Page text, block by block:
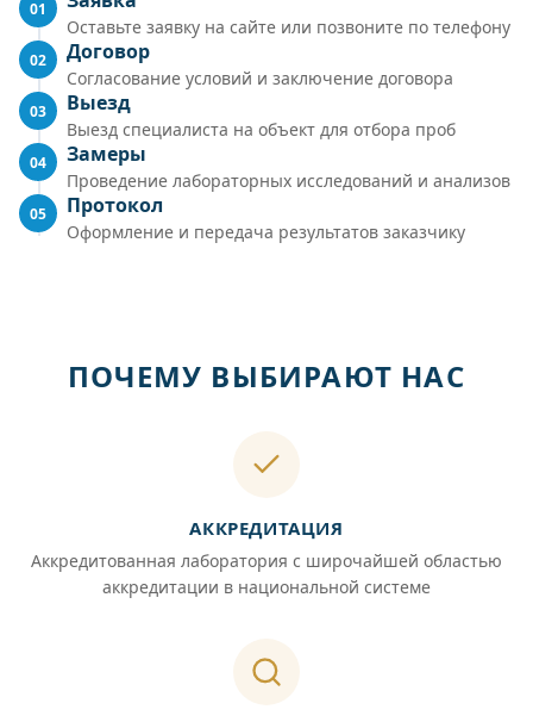
01
Оставьте заявку на сайте или позвоните по телефону
02 Договор
Согласование условий и заключение договора
03 Выезд
Выезд специалиста на объект для отбора проб
04 Замеры
Проведение лабораторных исследований и анализов
05 Протокол
Оформление и передача результатов заказчику
ПОЧЕМУ ВЫБИРАЮТ НАС
АККРЕДИТАЦИЯ
Аккредитованная лаборатория с широчайшей областью
аккредитации в национальной системе